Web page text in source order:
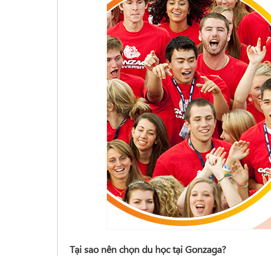
Tại sao nên chọn du học tại Gonzaga?